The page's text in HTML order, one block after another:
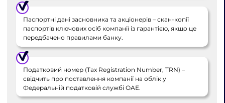
Паспортні дані засновника та акціонерів – скан-копії
паспортів ключових осіб компанії із гарантією, якщо це
передбачено правилами банку.
Податковий номер (Tax Registration Number, TRN) –
свідчить про поставлення компанії на облік у
Федеральній податковій службі ОАЕ.